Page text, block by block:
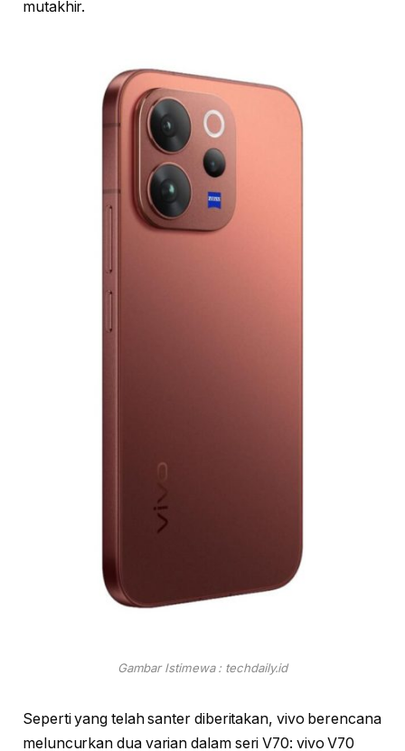
mutakhir.
Gambar Istimewa : techdaily.id
Seperti yang telah santer diberitakan, vivo berencana
meluncurkan dua varian dalam seri V70: vivo V70